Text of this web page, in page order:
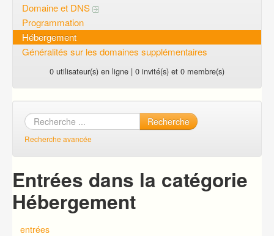
Domaine et DNS
Programmation
Hébergement
Généralités sur les domaines supplémentaires
0 utilisateur(s) en ligne | 0 invité(s) et 0 membre(s)
Recherche
Recherche avancée
Entrées dans la catégorie
Hébergement
entrées